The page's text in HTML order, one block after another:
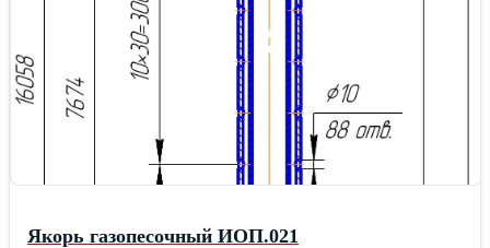
получения обращений Помогаем промышленным компаниям
системно представлять свои компетенции и находить новых
заказчиков. Подробнее: промышленный-маркетинг-услуги.рф
Якорь газопесочный ИОП.021